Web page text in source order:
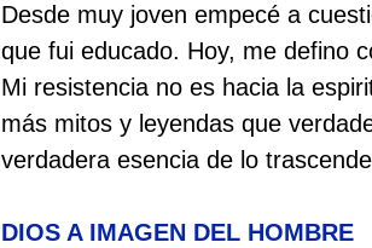
Desde muy joven empecé a
que fui educado. Hoy, me defino
Mi resistencia no es hacia la
más mitos y leyendas que
verdadera esencia de lo
DIOS A IMAGEN DEL HOMBRE